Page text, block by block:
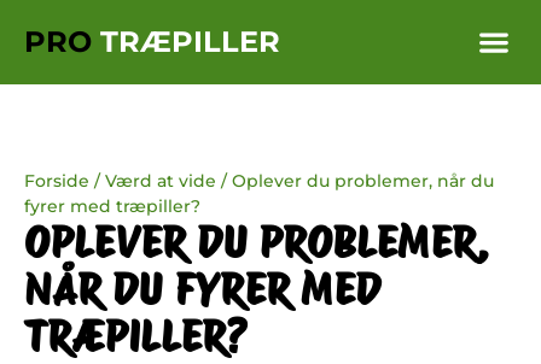
PRO TRÆPILLER
Forside /Værd at vide /Oplever du problemer, når du
fyrer med træpiller?
OPLEVER DU PROBLEMER,
NÅR DU FYRER MED
TRÆPILLER?